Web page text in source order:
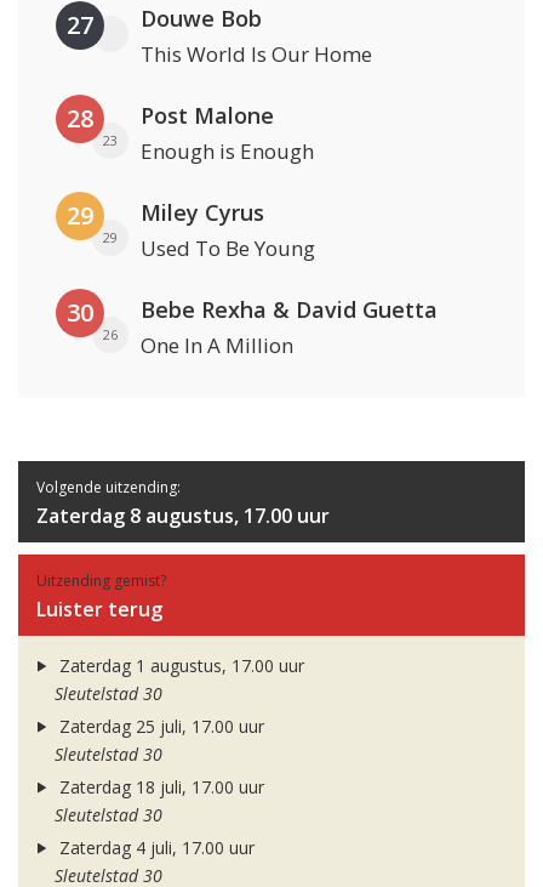
27 Douwe Bob
This World Is Our Home
28
23
Post Malone
Enough is Enough
29
29
Miley Cyrus
Used To Be Young
30
26
Bebe Rexha & David Guetta
One In A Million
Volgende uitzending:
Zaterdag 8 augustus, 17.00 uur
Uitzending gemist?
Luister terug
Zaterdag 1 augustus, 17.00 uur
Sleutelstad 30
Zaterdag 25 juli, 17.00 uur
Sleutelstad 30
Zaterdag 18 juli, 17.00 uur
Sleutelstad 30
Zaterdag 4 juli, 17.00 uur
Sleutelstad 30